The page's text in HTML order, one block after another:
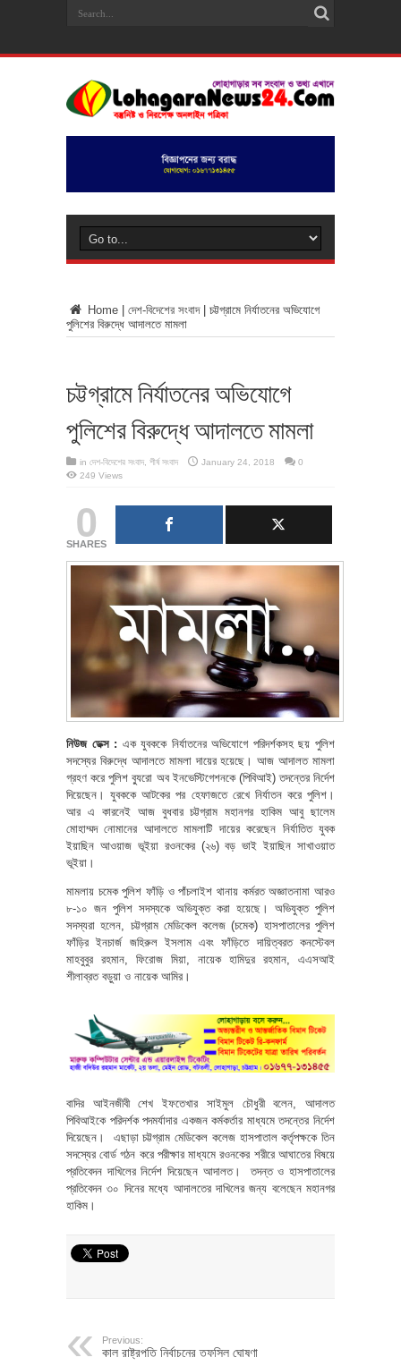
Home | দেশ-বিদেশের সংবাদ | চট্টগ্রামে নির্যাতনের অভিযোগে
পুলিশের বিরুদ্ধে আদালতে মামলা
চট্টগ্রামে নির্যাতনের অভিযোগে
পুলিশের বিরুদ্ধে আদালতে মামলা
in দেশ-বিদেশের সংবাদ শীর্ষ সংবাদ January 24, 2018
0
249 Views
0
SHARES
নিউজ ডেক্স : এক যুবককে নির্যাতনের অভিযোগে পরিদর্শকসহ ছয় পুলিশ
সদস্যের বিরুদ্ধে আদালতে মামলা দায়ের হয়েছে। আজ আদালত মামলা
গ্রহণ করে পুলিশ ব্যুরো অব ইনভেস্টিগেশনকে (পিবিআই) তদন্তের নির্দেশ
দিয়েছেন। যুবককে আটকের পর হেফাজতে রেখে নির্যাতন করে পুলিশ।
আর এ কারনেই আজ বুধবার চট্টগ্রাম মহানগর হাকিম আবু ছালেম
মোহাম্মদ নোমানের আদালতে মামলাটি দায়ের করেছেন নির্যাতিত যুবক
ইয়াছিন আওয়াজ ভূইয়া রওনকের (২৬) বড় ভাই ইয়াছিন সাখাওয়াত
ভূইয়া।
মামলায় চমেক পুলিশ ফাঁড়ি ও পাঁচলাইশ থানায় কর্মরত অজ্ঞাতনামা আরও
৮-১০ জন পুলিশ সদস্যকে অভিযুক্ত করা হয়েছে। অভিযুক্ত পুলিশ
সদস্যরা হলেন, চট্টগ্রাম মেডিকেল কলেজ (চমেক) হাসপাতালের পুলিশ
ফাঁড়ির ইনচার্জ জহিরুল ইসলাম এবং ফাঁড়িতে দায়িত্বরত কনস্টেবল
মাহবুবুর রহমান, ফিরোজ মিয়া, নায়েক হামিদুর রহমান, এএসআই
শীলাব্রত বড়ুয়া ও নায়েক আমির।
বাদির আইনজীবী শেখ ইফতেখার সাইমুল চৌধুরী বলেন, আদালত
পিবিআইকে পরিদর্শক পদমর্যাদার একজন কর্মকর্তার মাধ্যমে তদন্তের নির্দেশ
দিয়েছেন। এছাড়া চট্টগ্রাম মেডিকেল কলেজ হাসপাতাল কর্তৃপক্ষকে তিন
সদস্যের বোর্ড গঠন করে পরীক্ষার মাধ্যমে রওনকের শরীরে আঘাতের বিষয়ে
প্রতিবেদন দাখিলের নির্দেশ দিয়েছেন আদালত। তদন্ত ও হাসপাতালের
প্রতিবেদন ৩০ দিনের মধ্যে আদালতের দাখিলের জন্য বলেছেন মহানগর
হাকিম।
Previous:
কাল রাষ্ট্রপতি নির্বাচনের তফসিল ঘোষণা